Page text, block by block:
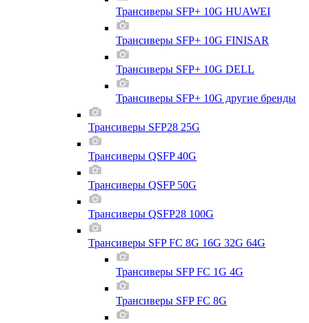
Трансиверы SFP+ 10G HUAWEI
Трансиверы SFP+ 10G FINISAR
Трансиверы SFP+ 10G DELL
Трансиверы SFP+ 10G другие бренды
Трансиверы SFP28 25G
Трансиверы QSFP 40G
Трансиверы QSFP 50G
Трансиверы QSFP28 100G
Трансиверы SFP FC 8G 16G 32G 64G
Трансиверы SFP FC 1G 4G
Трансиверы SFP FC 8G